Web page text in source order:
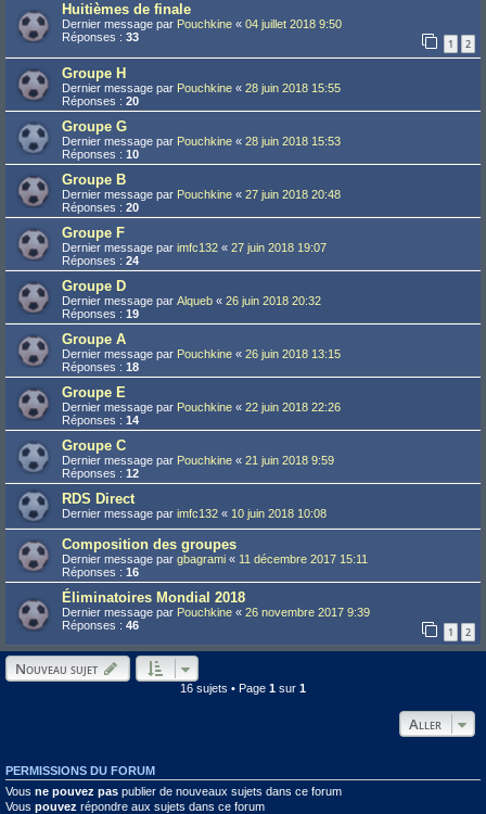
Huitièmes de finale
Dernier message par Pouchkine « 04 juillet 2018 9:50
Réponses : 33 1 2
Groupe H
Dernier message par Pouchkine « 28 juin 2018 15:55
Réponses : 20
Groupe G
Dernier message par Pouchkine « 28 juin 2018 15:53
Réponses : 10
Groupe B
Dernier message par Pouchkine « 27 juin 2018 20:48
Réponses : 20
Groupe F
Dernier message par imfc132 « 27 juin 2018 19:07
Réponses : 24
Groupe D
Dernier message par Alqueb « 26 juin 2018 20:32
Réponses : 19
Groupe A
Dernier message par Pouchkine « 26 juin 2018 13:15
Réponses : 18
Groupe E
Dernier message par Pouchkine « 22 juin 2018 22:26
Réponses : 14
Groupe C
Dernier message par Pouchkine « 21 juin 2018 9:59
Réponses : 12
RDS Direct
Dernier message par imfc132 « 10 juin 2018 10:08
Composition des groupes
Dernier message par gbagrami « 11 décembre 2017 15:11
Réponses : 16
Éliminatoires Mondial 2018
Dernier message par Pouchkine « 26 novembre 2017 9:39
Réponses : 46 1 2
Nouveau sujet
16 sujets • Page 1 sur 1
Aller
PERMISSIONS DU FORUM
Vous ne pouvez pas publier de nouveaux sujets dans ce forum
Vous pouvez répondre aux sujets dans ce forum